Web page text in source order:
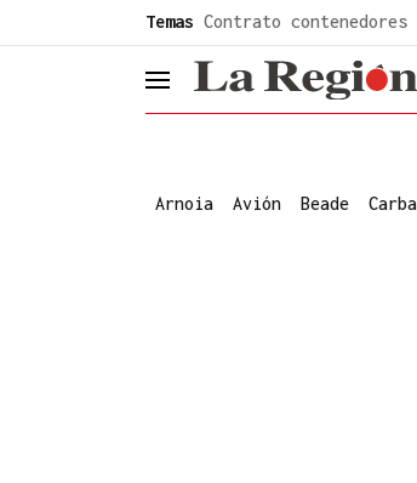
Temas Contrato contenedores
header.menu.open
Arnoia Avión Beade